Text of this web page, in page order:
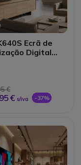
Ecrã de
Digital
€
€ s/iva -37%